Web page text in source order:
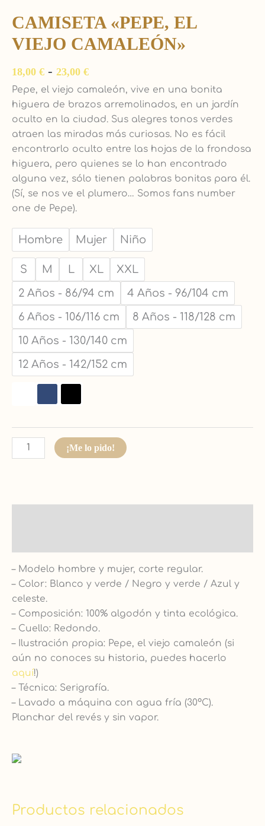
CAMISETA «PEPE, EL
VIEJO CAMALEÓN»
18,00 € - 23,00 €
Pepe, el viejo camaleón, vive en una bonita
higuera de brazos arremolinados, en un jardín
oculto en la ciudad. Sus alegres tonos verdes
atraen las miradas más curiosas. No es fácil
encontrarlo oculto entre las hojas de la frondosa
higuera, pero quienes se lo han encontrado
alguna vez, sólo tienen palabras bonitas para él.
(Sí, se nos ve el plumero… Somos fans number
one de Pepe).
Hombre Mujer Niño
S M L XL
XXL
2 Años - 86/94 cm
4 Años - 96/104 cm
6 Años - 106/116 cm
8 Años - 118/128 cm
10 Años - 130/140 cm
12 Años - 142/152 cm
¡Me lo pido!
– Modelo hombre y mujer, corte regular.
– Color: Blanco y verde / Negro y verde / Azul y
celeste.
– Composición: 100% algodón y tinta ecológica.
– Cuello: Redondo.
– Ilustración propia: Pepe, el viejo camaleón (si
aún no conoces su historia, puedes hacerlo
aquí!)
– Técnica: Serigrafía.
– Lavado a máquina con agua fría (30ºC).
Planchar del revés y sin vapor.
Productos relacionados